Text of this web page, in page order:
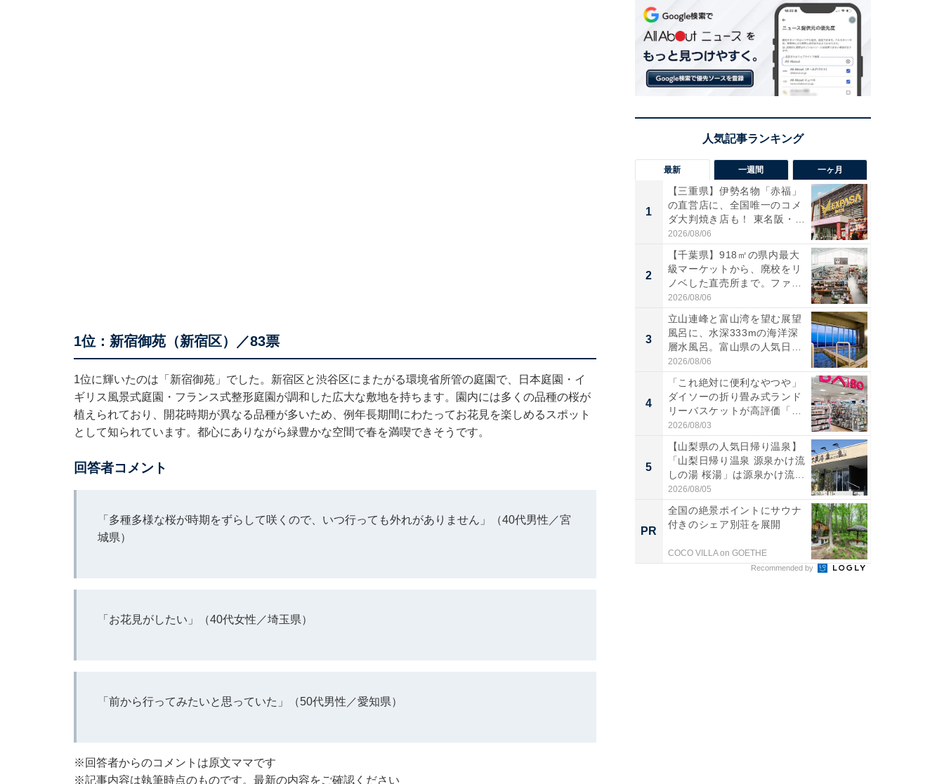
1位：新宿御苑（新宿区）／83票
1位に輝いたのは「新宿御苑」でした。新宿区と渋谷区にまたがる環境省所管の庭園で、日本庭園・イ
ギリス風景式庭園・フランス式整形庭園が調和した広大な敷地を持ちます。園内には多くの品種の桜が
植えられており、開花時期が異なる品種が多いため、例年長期間にわたってお花見を楽しめるスポット
として知られています。都心にありながら緑豊かな空間で春を満喫できそうです。
回答者コメント
「多種多様な桜が時期をずらして咲くので、いつ行っても外れがありません」（40代男性／宮
城県）
「お花見がしたい」（40代女性／埼玉県）
「前から行ってみたいと思っていた」（50代男性／愛知県）
※回答者からのコメントは原文ママです
※記事内容は執筆時点のものです。最新の内容をご確認ください
最新 一週間 一ヶ月
1
【三重県】伊勢名物「赤福」
の直営店に、全国唯一のコメ
ダ大判焼き店も！ 東名阪・
伊...
2026/08/06
2
【千葉県】918㎡の県内最大
級マーケットから、廃校をリ
ノベした直売所まで。ファ
ー...
2026/08/06
3
立山連峰と富山湾を望む展望
風呂に、水深333mの海洋深
層水風呂。富山県の人気日
帰...
2026/08/06
4
「これ絶対に便利なやつや」
ダイソーの折り畳み式ランド
リーバスケットが高評価「使
わ...
2026/08/03
5
【山梨県の人気日帰り温泉】
「山梨日帰り温泉 源泉かけ流
しの湯 桜湯」は源泉かけ流...
2026/08/05
PR
全国の絶景ポイントにサウナ
付きのシェア別荘を展開
COCO VILLA on GOETHE
Recommended by